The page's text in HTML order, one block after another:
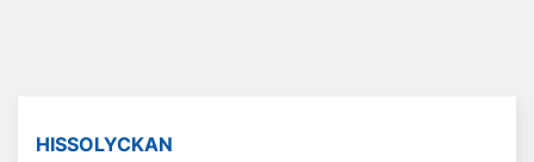
HISSOLYCKAN